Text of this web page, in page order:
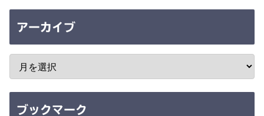
アーカイブ
ブックマーク